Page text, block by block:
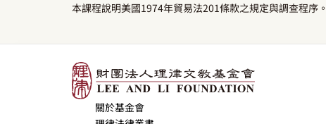
本課程說明美國1974年貿易法201條款之規定與調查程序。
關於基金會